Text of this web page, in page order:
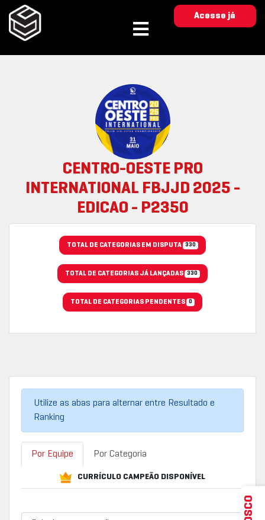
Acesse já
CENTRO-OESTE PRO
INTERNATIONAL FBJJD 2025 -
EDICAO - P2350
TOTAL DE CATEGORIAS EM DISPUTA 330
TOTAL DE CATEGORIAS JÁ LANÇADAS 330
TOTAL DE CATEGORIAS PENDENTES 0
Utilize as abas para alternar entre Resultado e
Ranking
Por Equipe Por Categoria
CURRÍCULO CAMPEÃO DISPONÍVEL